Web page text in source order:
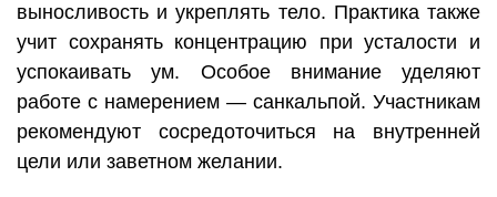
выносливость и укреплять тело. Практика также
учит сохранять концентрацию при усталости и
успокаивать ум. Особое внимание уделяют
работе с намерением — санкальпой. Участникам
рекомендуют сосредоточиться на внутренней
цели или заветном желании.